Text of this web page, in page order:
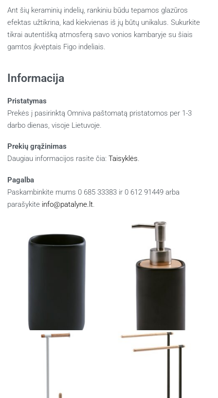
Ant šių keraminių indelių, rankiniu būdu tepamos glazūros
efektas užtikrina, kad kiekvienas iš jų būtų unikalus. Sukurkite
tikrai autentišką atmosferą savo vonios kambaryje su šiais
gamtos įkvėptais Figo indeliais.
Informacija
Pristatymas
Prekės į pasirinktą Omniva paštomatą pristatomos per 1-3
darbo dienas, visoje Lietuvoje.
Prekių grąžinimas
Daugiau informacijos rasite čia: Taisyklės.
Pagalba
Paskambinkite mums 0 685 33383 ir 0 612 91449 arba
parašykite info@patalyne.lt.
Panašūs produktai
Stiklinė OSCAR Muilo dozatorius OSCAR
Į krepšelį